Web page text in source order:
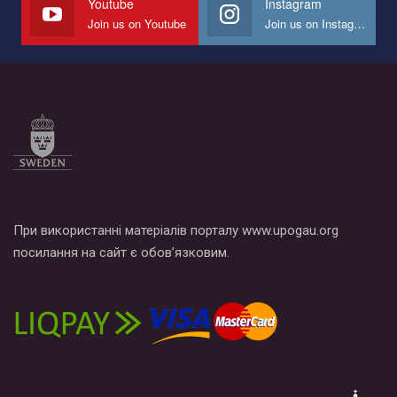
Все, что вам нужно сделать - это зайти на наш канал YouTube
по этой ссылке и поставить лайк под видео.
Join us on Youtube Join us on Instagram
При використанні матеріалів порталу www.upogau.org
посилання на сайт є обов’язковим.